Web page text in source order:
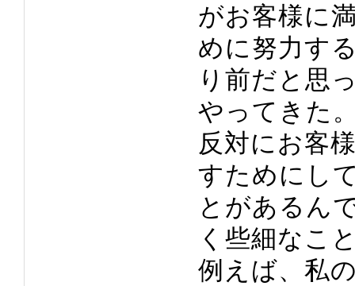
がお客様に
めに努力す
り前だと思
やってきた
反対にお客
すためにし
とがあるん
く些細なこ
例えば、私